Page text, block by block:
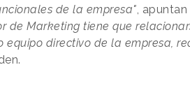
de la empresa" ,
de Marketing tiene que
directivo de la empresa,